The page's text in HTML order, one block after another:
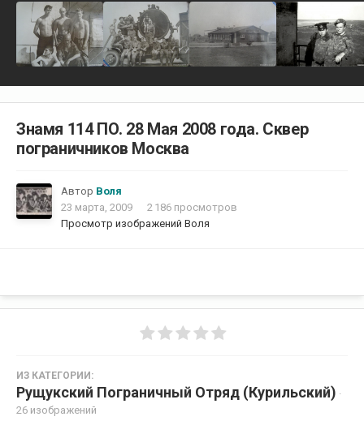
Знамя 114 ПО. 28 Мая 2008 года. Сквер
пограничников Москва
Автор Воля
23 марта, 2009
2 186 просмотров
Просмотр изображений Воля
ИЗ КАТЕГОРИИ:
Рущукский Пограничный Отряд (Курильский) ·
26 изображений